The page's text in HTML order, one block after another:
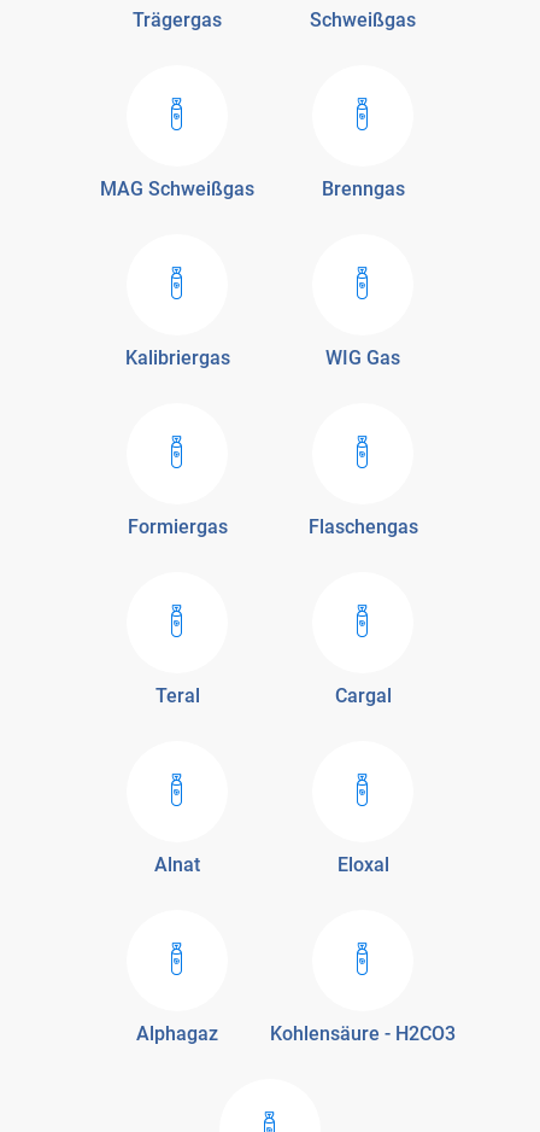
Trägergas Schweißgas
MAG Schweißgas Brenngas
Kalibriergas WIG Gas
Formiergas Flaschengas
Teral Cargal
Alnat Eloxal
Alphagaz Kohlensäure - H2CO3